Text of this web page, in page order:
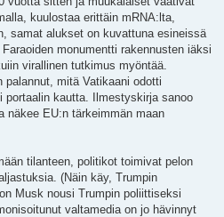
kuulostaa erittäin mRNA:lta,
samat alukset on kuvattuna esineissä
monumentti rakennusten iäksi
virallinen tutkimus myöntää.
palannut, mitä Vatikaani odotti
kautta. Ilmestyskirja sanoo
näkee EU:n tärkeimmän maan
tilanteen, politikot toimivat pelon
(Näin käy, Trumpin
Musk nousi Trumpin poliittiseksi
valtamedia on jo hävinnyt